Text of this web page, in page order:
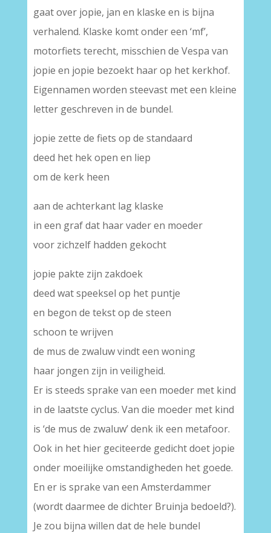
gaat over jopie, jan en klaske en is bijna
verhalend. Klaske komt onder een ‘mf’,
motorfiets terecht, misschien de Vespa van
jopie en jopie bezoekt haar op het kerkhof.
Eigennamen worden steevast met een kleine
letter geschreven in de bundel.
jopie zette de fiets op de standaard
deed het hek open en liep
om de kerk heen
aan de achterkant lag klaske
in een graf dat haar vader en moeder
voor zichzelf hadden gekocht
jopie pakte zijn zakdoek
deed wat speeksel op het puntje
en begon de tekst op de steen
schoon te wrijven
de mus de zwaluw vindt een woning
haar jongen zijn in veiligheid.
Er is steeds sprake van een moeder met kind
in de laatste cyclus. Van die moeder met kind
is ‘de mus de zwaluw’ denk ik een metafoor.
Ook in het hier geciteerde gedicht doet jopie
onder moeilijke omstandigheden het goede.
En er is sprake van een Amsterdammer
(wordt daarmee de dichter Bruinja bedoeld?).
Je zou bijna willen dat de hele bundel